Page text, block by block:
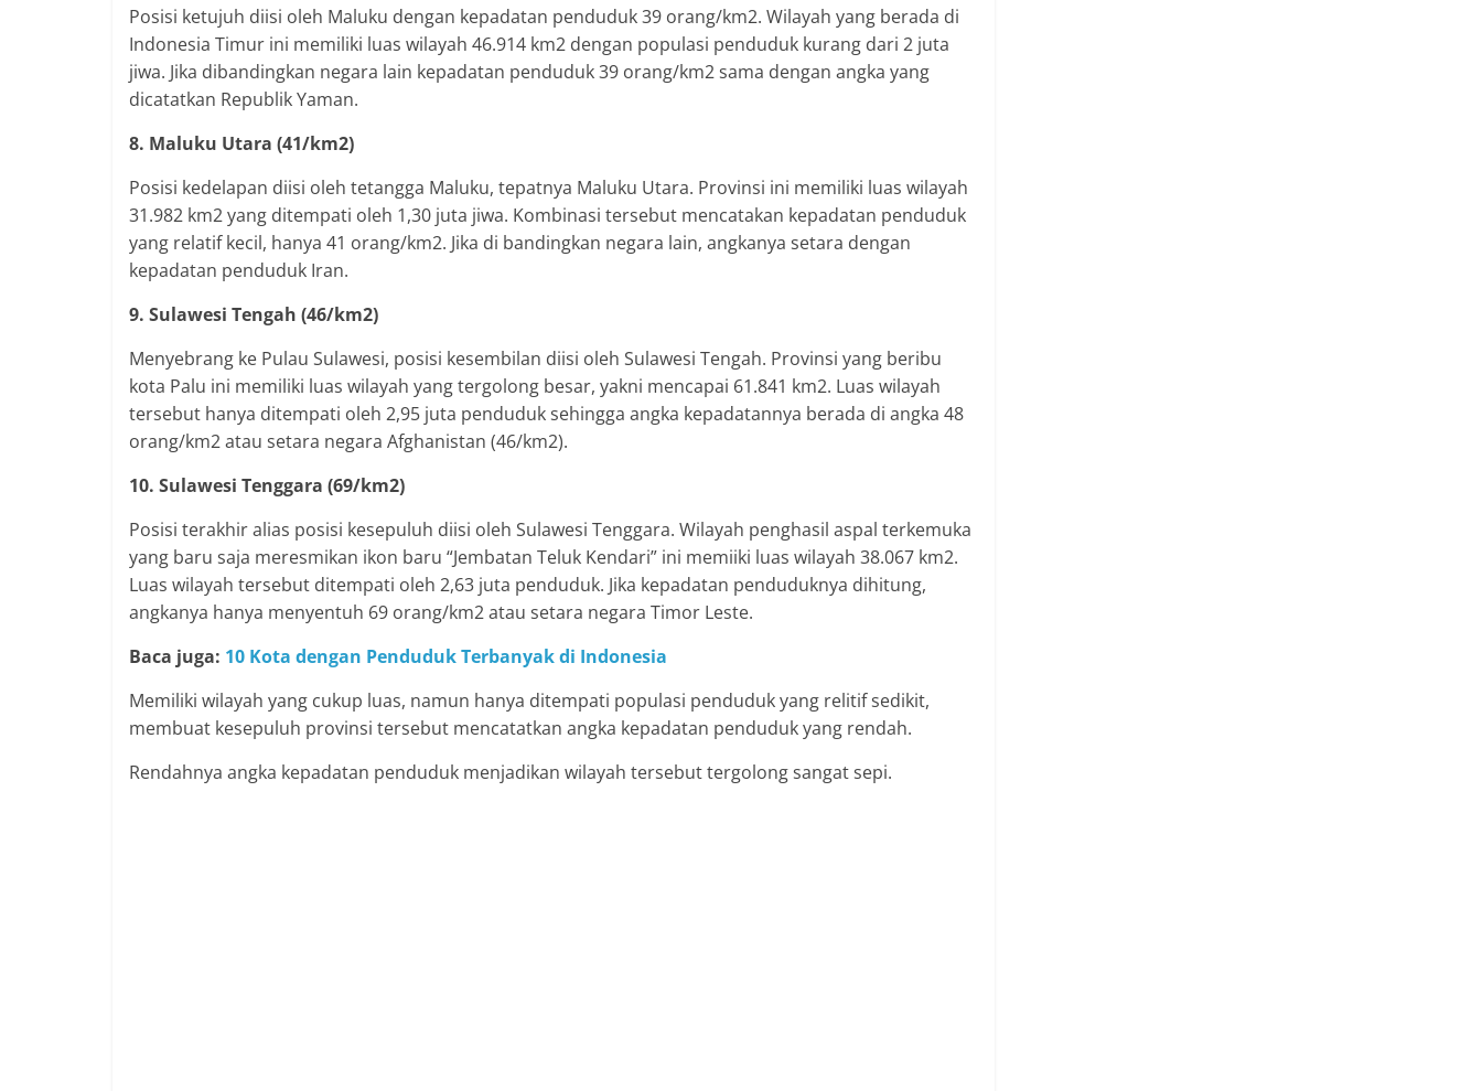
Posisi ketujuh diisi oleh Maluku dengan kepadatan penduduk 39 orang/km2. Wilayah yang berada di
Indonesia Timur ini memiliki luas wilayah 46.914 km2 dengan populasi penduduk kurang dari 2 juta
jiwa. Jika dibandingkan negara lain kepadatan penduduk 39 orang/km2 sama dengan angka yang
dicatatkan Republik Yaman.
8. Maluku Utara (41/km2)
Posisi kedelapan diisi oleh tetangga Maluku, tepatnya Maluku Utara. Provinsi ini memiliki luas wilayah
31.982 km2 yang ditempati oleh 1,30 juta jiwa. Kombinasi tersebut mencatakan kepadatan penduduk
yang relatif kecil, hanya 41 orang/km2. Jika di bandingkan negara lain, angkanya setara dengan
kepadatan penduduk Iran.
9. Sulawesi Tengah (46/km2)
Menyebrang ke Pulau Sulawesi, posisi kesembilan diisi oleh Sulawesi Tengah. Provinsi yang beribu
kota Palu ini memiliki luas wilayah yang tergolong besar, yakni mencapai 61.841 km2. Luas wilayah
tersebut hanya ditempati oleh 2,95 juta penduduk sehingga angka kepadatannya berada di angka 48
orang/km2 atau setara negara Afghanistan (46/km2).
10. Sulawesi Tenggara (69/km2)
Posisi terakhir alias posisi kesepuluh diisi oleh Sulawesi Tenggara. Wilayah penghasil aspal terkemuka
yang baru saja meresmikan ikon baru “Jembatan Teluk Kendari” ini memiiki luas wilayah 38.067 km2.
Luas wilayah tersebut ditempati oleh 2,63 juta penduduk. Jika kepadatan penduduknya dihitung,
angkanya hanya menyentuh 69 orang/km2 atau setara negara Timor Leste.
Baca juga: 10 Kota dengan Penduduk Terbanyak di Indonesia
Memiliki wilayah yang cukup luas, namun hanya ditempati populasi penduduk yang relitif sedikit,
membuat kesepuluh provinsi tersebut mencatatkan angka kepadatan penduduk yang rendah.
Rendahnya angka kepadatan penduduk menjadikan wilayah tersebut tergolong sangat sepi.